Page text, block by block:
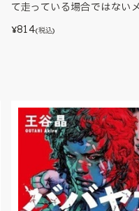
て走っている場合ではない
¥814(税込)